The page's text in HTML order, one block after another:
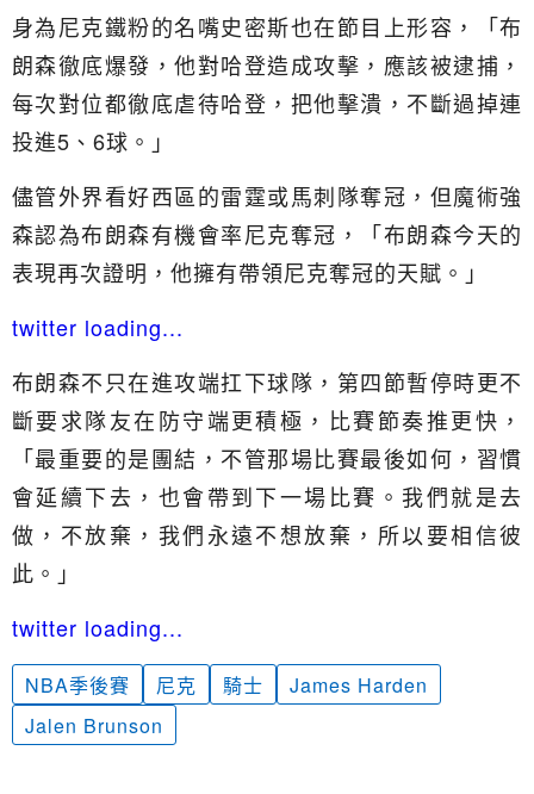
身為尼克鐵粉的名嘴史密斯也在節目上形容，「布
朗森徹底爆發，他對哈登造成攻擊，應該被逮捕，
每次對位都徹底虐待哈登，把他擊潰，不斷過掉連
投進5、6球。」
儘管外界看好西區的雷霆或馬刺隊奪冠，但魔術強
森認為布朗森有機會率尼克奪冠，「布朗森今天的
表現再次證明，他擁有帶領尼克奪冠的天賦。」
twitter loading...
布朗森不只在進攻端扛下球隊，第四節暫停時更不
斷要求隊友在防守端更積極，比賽節奏推更快，
「最重要的是團結，不管那場比賽最後如何，習慣
會延續下去，也會帶到下一場比賽。我們就是去
做，不放棄，我們永遠不想放棄，所以要相信彼
此。」
twitter loading...
NBA季後賽 尼克 騎士
James Harden
Jalen Brunson